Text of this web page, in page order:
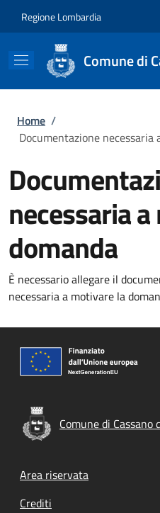
Regione Lombardia
Comune di
Briciole di pane
Home /
Documentazione
necessaria
domanda
È necessario allegare il
necessaria a motivare la
Comune di Cassano
Footer menu
Area riservata
Crediti